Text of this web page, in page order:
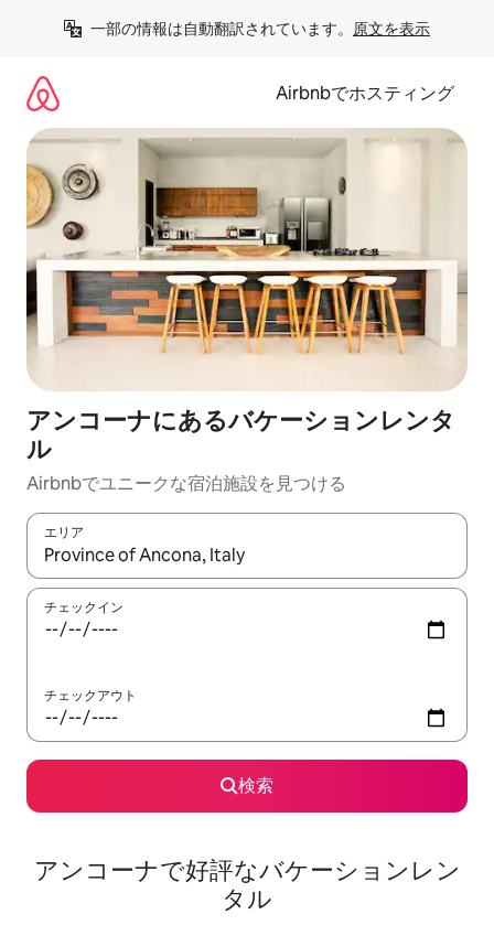
一部の情報は自動翻訳されています。 原文を表示
Airbnbでホスティング
アンコーナにあるバケーションレンタ
ル
Airbnbでユニークな宿泊施設を見つける
エリア
検索結果が表示されたら、上下の矢印キーを使って移動するか
チェックイン
チェックアウト
検索
アンコーナで好評なバケーションレン
タル